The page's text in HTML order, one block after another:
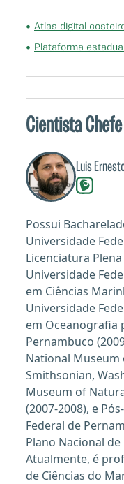
• Atlas digital
• Plataforma estadual de
Cientista
Luis
Possui
Universidade
Licenciatura
Universidade
em Ciências
Universidade
em Oceanografia
Pernambuco
National
Smithsonian,
Museum of
(2007-2008), e
Federal de
Plano Nacional de
Atualmente, é
de Ciências do